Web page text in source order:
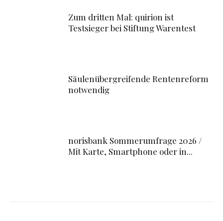
Zum dritten Mal: quirion ist
Testsieger bei Stiftung Warentest
Säulenübergreifende Rentenreform
notwendig
norisbank Sommerumfrage 2026 /
Mit Karte, Smartphone oder in...